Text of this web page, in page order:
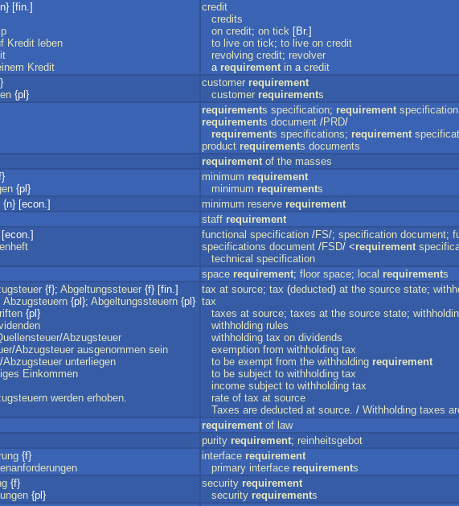
[fin.]
Kredit leben
Kredit
credit
credits
on credit; on tick [Br.]
to live on tick; to live on credit
revolving credit; revolver
a requirement in a credit
{pl}
customer requirement
customer requirements
requirements specification; requirement specification
requirements document /PRD/
requirements specifications; requirement
product requirements documents
requirement of the masses
{pl}
minimum requirement
minimum requirements
{n} [econ.] minimum reserve requirement
staff requirement
functional specification /FS/; specification document;
specifications document /FSD/ <requirement
technical specification
space requirement; floor space; local requirements
{f}; Abgeltungssteuer {f} [fin.]
Abzugsteuern {pl}; Abgeltungssteuern {pl}
{pl}
/Abzugsteuer
/Abzugsteuer ausgenommen sein
/Abzugsteuer unterliegen
Einkommen
werden erhoben.
tax at source; tax (deducted) at the source state;
tax
taxes at source; taxes at the source state;
withholding rules
withholding tax on dividends
exemption from withholding tax
to be exempt from the withholding requirement
to be subject to withholding tax
income subject to withholding tax
rate of tax at source
Taxes are deducted at source. / Withholding taxes
requirement of law
purity requirement; reinheitsgebot
{f}
interface requirement
primary interface requirements
{f}
{pl}
security requirement
security requirements